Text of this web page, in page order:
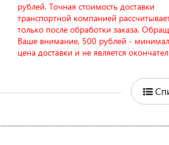
рублей. Точная стоимость доставки
транспортной компанией
только после обработки заказа.
Ваше внимание, 500 рублей -
цена доставки и не является